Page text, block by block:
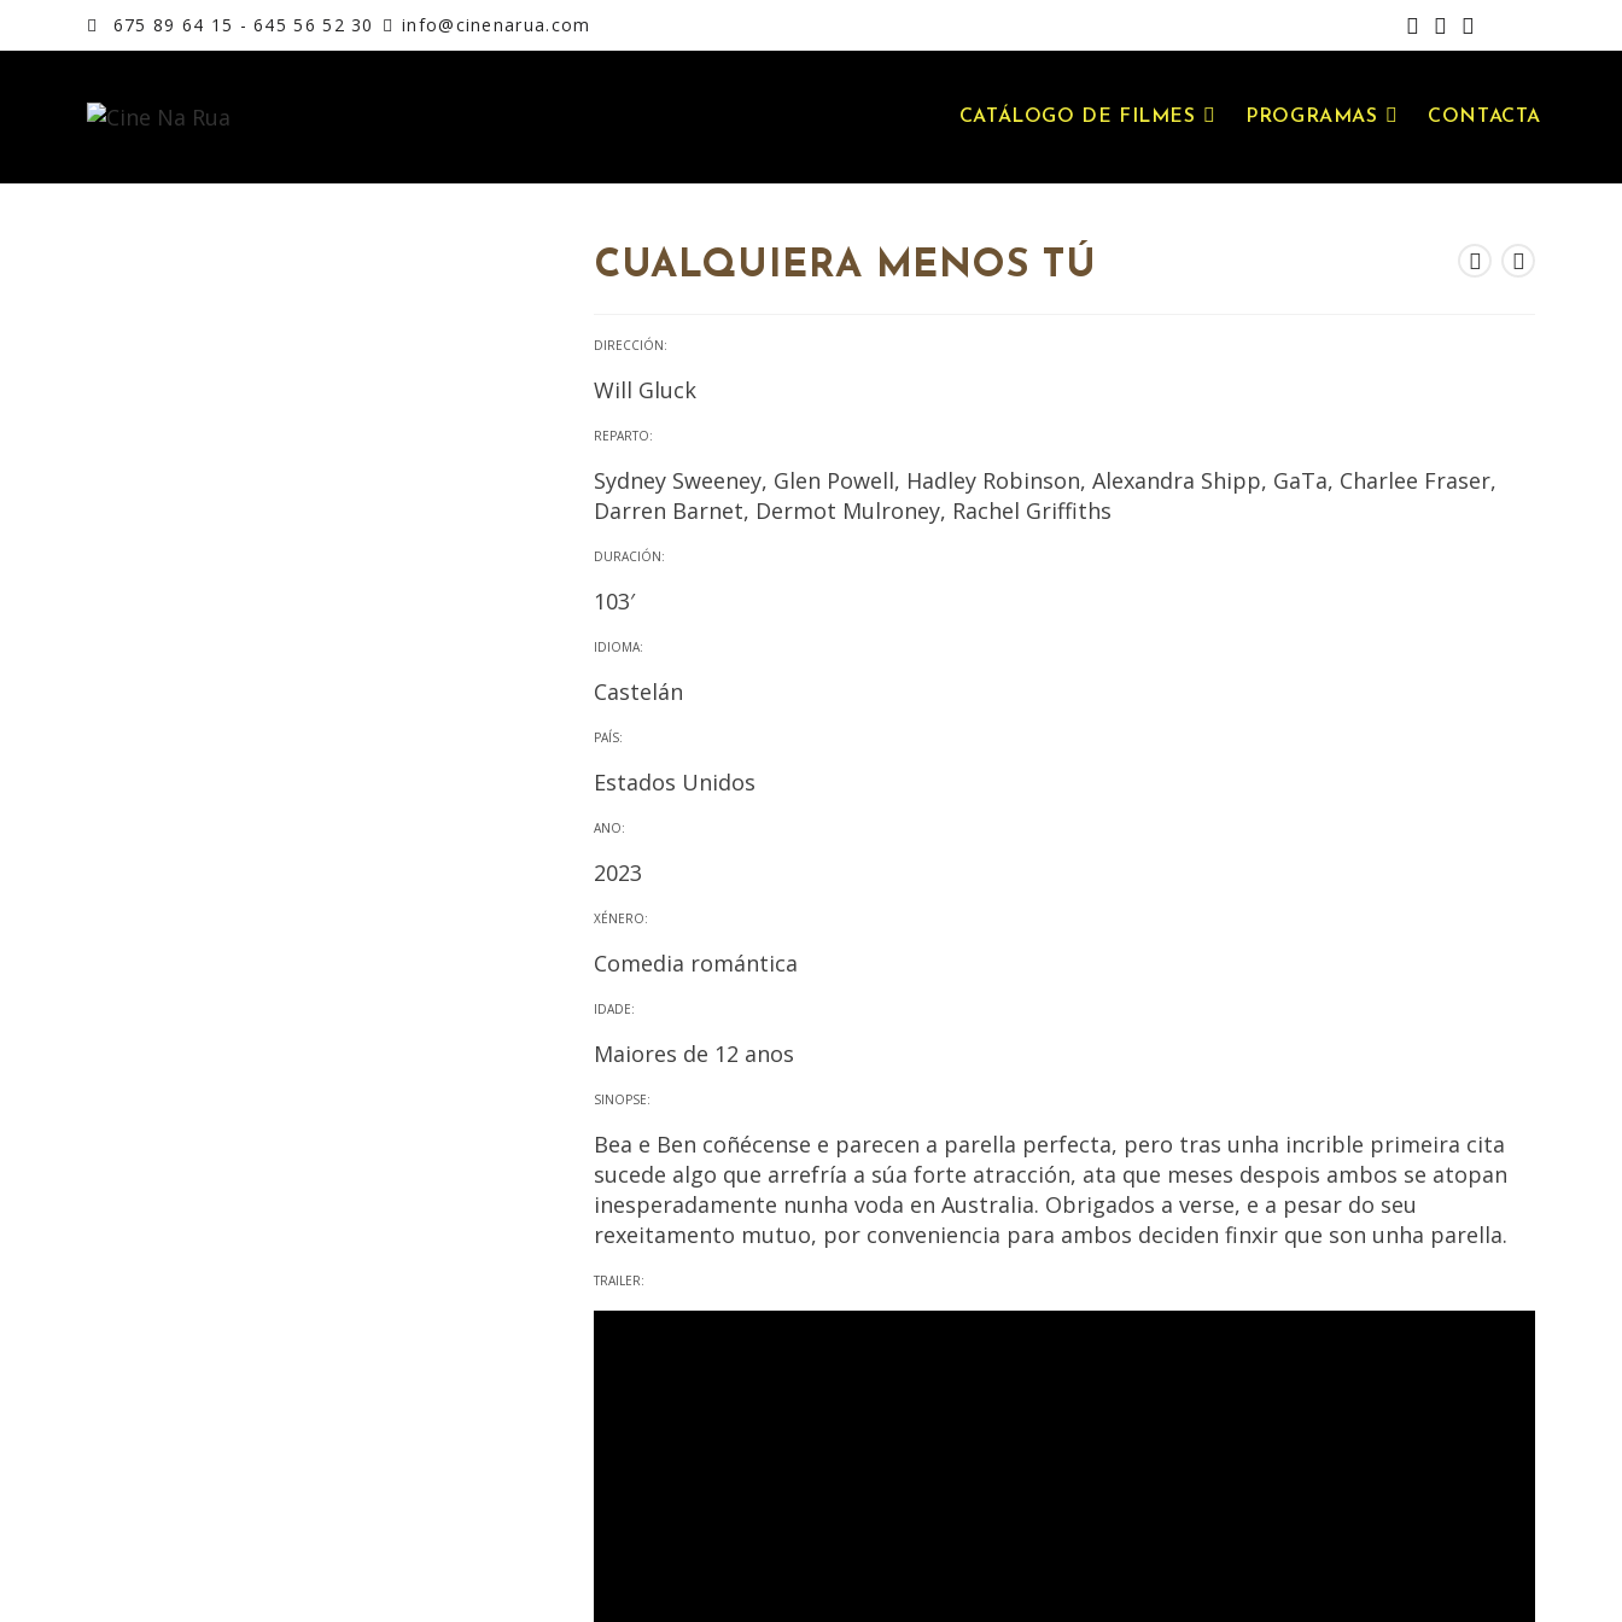
675 89 64 15 - 645 56 52 30 info@cinenarua.com
CATÁLOGO DE FILMES PROGRAMAS CONTACTA
CUALQUIERA MENOS TÚ
DIRECCIÓN:
Will Gluck
REPARTO:
Sydney Sweeney, Glen Powell, Hadley Robinson, Alexandra Shipp, GaTa, Charlee Fraser,
Darren Barnet, Dermot Mulroney, Rachel Griffiths
DURACIÓN:
103′
IDIOMA:
Castelán
PAÍS:
Estados Unidos
ANO:
2023
XÉNERO:
Comedia romántica
IDADE:
Maiores de 12 anos
SINOPSE:
Bea e Ben coñécense e parecen a parella perfecta, pero tras unha incrible primeira cita
sucede algo que arrefría a súa forte atracción, ata que meses despois ambos se atopan
inesperadamente nunha voda en Australia. Obrigados a verse, e a pesar do seu
rexeitamento mutuo, por conveniencia para ambos deciden finxir que son unha parella.
TRAILER: